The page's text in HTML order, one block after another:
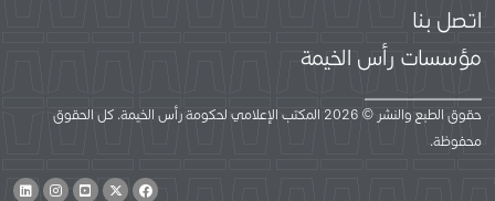
اتصل بنا
مؤسسات رأس الخيمة
حقوق الطبع والنشر © 2026 المكتب الإعلامي لحكومة رأس الخيمة. كل الحقوق
محفوظة.